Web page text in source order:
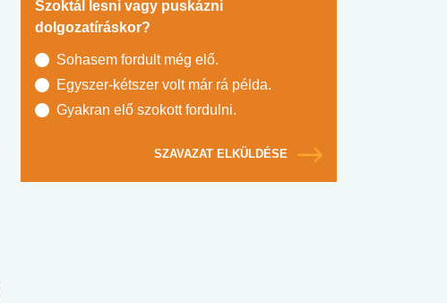
Szoktál lesni vagy puskázni
dolgozatíráskor?
Sohasem fordult még elő.
Egyszer-kétszer volt már rá példa.
Gyakran elő szokott fordulni.
SZAVAZAT ELKÜLDÉSE